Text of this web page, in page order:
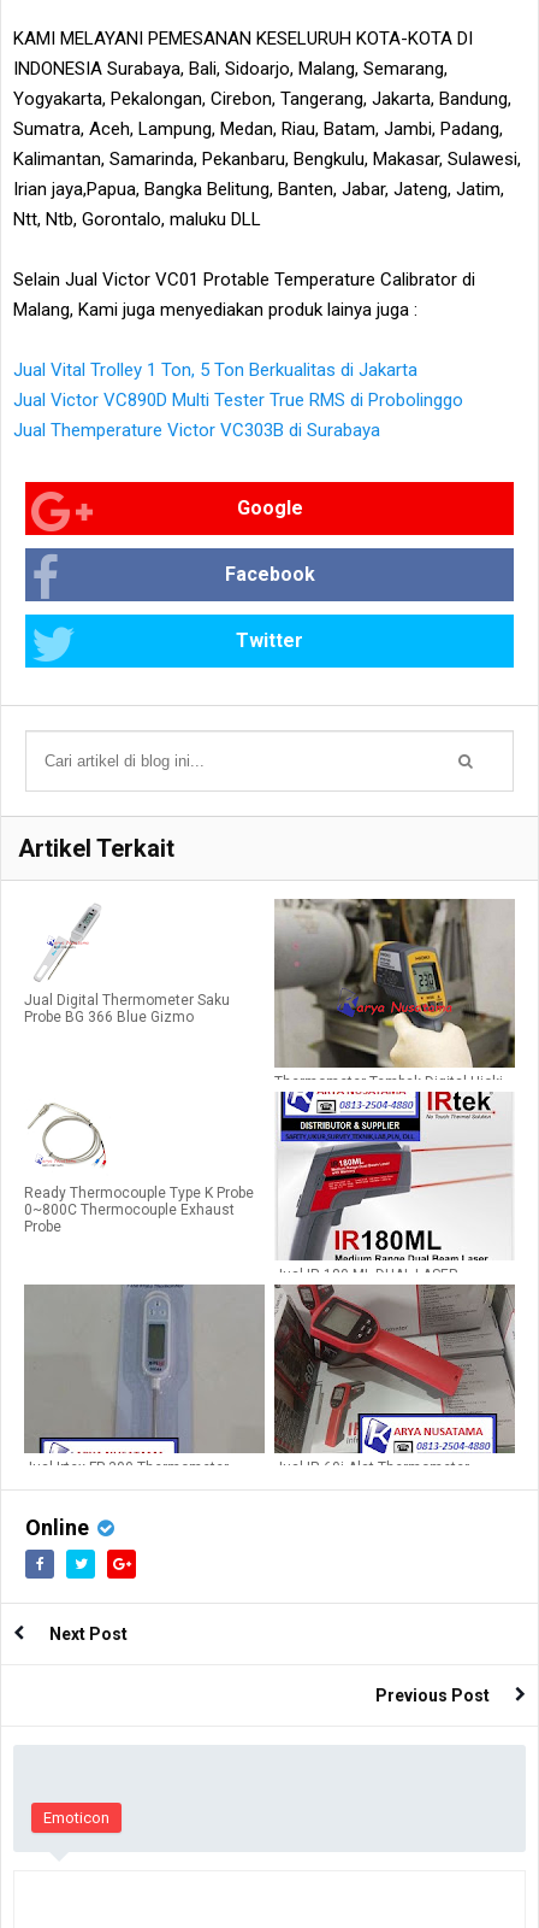
KAMI MELAYANI PEMESANAN KESELURUH KOTA-KOTA DI
INDONESIA Surabaya, Bali, Sidoarjo, Malang, Semarang,
Yogyakarta, Pekalongan, Cirebon, Tangerang, Jakarta, Bandung,
Sumatra, Aceh, Lampung, Medan, Riau, Batam, Jambi, Padang,
Kalimantan, Samarinda, Pekanbaru, Bengkulu, Makasar, Sulawesi,
Irian jaya,Papua, Bangka Belitung, Banten, Jabar, Jateng, Jatim,
Ntt, Ntb, Gorontalo, maluku DLL
Selain Jual Victor VC01 Protable Temperature Calibrator di
Malang, Kami juga menyediakan produk lainya juga :
Jual Vital Trolley 1 Ton, 5 Ton Berkualitas di Jakarta
Jual Victor VC890D Multi Tester True RMS di Probolinggo
Jual Themperature Victor VC303B di Surabaya
Google
Facebook
Twitter
Artikel Terkait
Jual Digital Thermometer Saku
Probe BG 366 Blue Gizmo
Thermometer Tembak Digital Hioki
FT3700-20
Ready Thermocouple Type K Probe
0~800C Thermocouple Exhaust
Probe
Jual IR 180 ML DUAL LASER,
MEMORY di Makasar
Jual Irtex FP 300 Thermometer
Jual IR 60i Alat Thermometer
Online
Next Post
Previous Post
Emoticon